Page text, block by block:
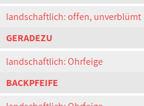
landschaftlich: offen, unverblümt
GERADEZU
landschaftlich: Ohrfeige
BACKPFEIFE